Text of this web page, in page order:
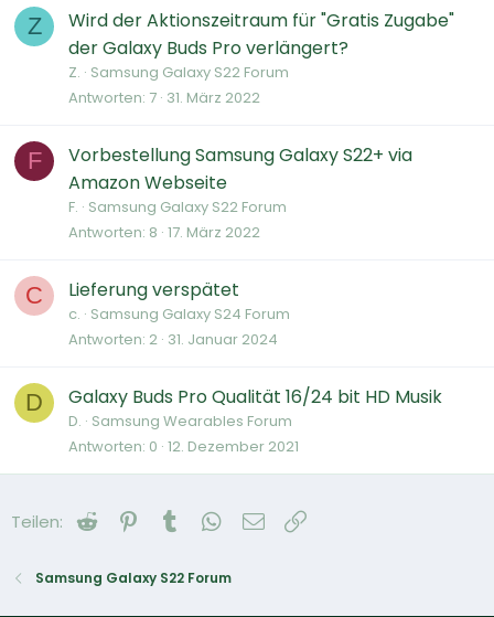
Z
Wird der Aktionszeitraum für "Gratis Zugabe"
der Galaxy Buds Pro verlängert?
Z. Samsung Galaxy S22 Forum
Antworten 7 31. März 2022
F
Vorbestellung Samsung Galaxy S22+ via
Amazon Webseite
F. Samsung Galaxy S22 Forum
Antworten 8 17. März 2022
C Lieferung verspätet
c. Samsung Galaxy S24 Forum
Antworten 2 31. Januar 2024
D Galaxy Buds Pro Qualität 16/24 bit HD Musik
D. Samsung Wearables Forum
Antworten 0 12. Dezember 2021
Teilen: Reddit Pinterest
Tumblr WhatsApp
E-Mail
Samsung Galaxy S22 Forum